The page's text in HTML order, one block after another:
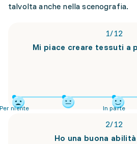
talvolta anche nella scenografia.
1/12
Mi piace creare tessuti a
niente In parte
2/12
Ho una buona